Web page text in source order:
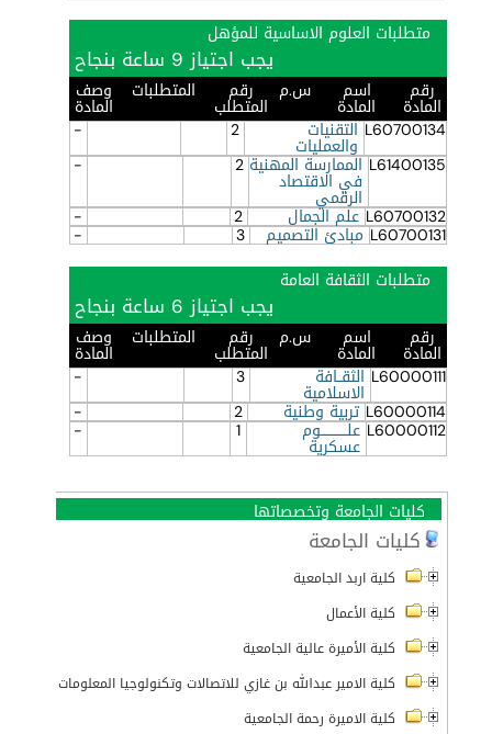
متطلبات العلوم الاساسية للمؤهل
يجب اجتياز 9 ساعة بنجاح
رقم
المادة
اسم
المادة
س.م رقم
المتطلب
المتطلبات وصف
المادة
L60700134 التقنيات
والعمليات
2
-
L61400135 الممارسة المهنية
في الاقتصاد
الرقمي
2
-
L60700132 علم الجمال 2
-
L60700131 مبادئ التصميم 3
-
متطلبات الثقافة العامة
يجب اجتياز 6 ساعة بنجاح
رقم
المادة
اسم
المادة
س.م رقم
المتطلب
المتطلبات وصف
المادة
L60000111 الثقــافة
الاسلامية
3
-
L60000114 تربية وطنية 2
-
L60000112 علــــــــــــوم
عسكرية
1
-
كليات الجامعة وتخصصاتها
كليات الجامعة
كلية اربد الجامعية
كلية الأعمال
كلية الأميرة عالية الجامعية
كلية الامير عبدالله بن غازي للاتصالات وتكنولوجيا المعلومات
كلية الاميرة رحمة الجامعية